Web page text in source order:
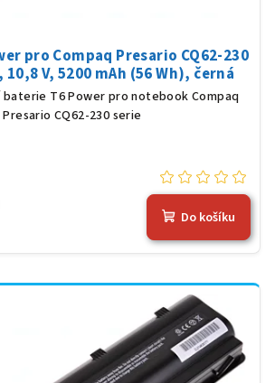
pro Compaq Presario CQ62-230
V, 5200 mAh (56 Wh), černá
baterie T6 Power pro notebook Compaq
Presario CQ62-230 serie
Do košíku